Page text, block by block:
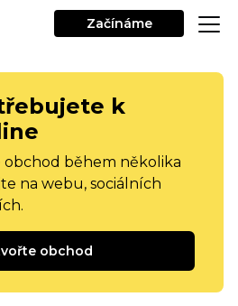
Začínáme
k
obchod během několika
na webu, sociálních
obchod